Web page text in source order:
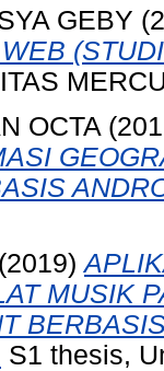
GEBY
OCTA
(2019)
MUSIK
S1 thesis,